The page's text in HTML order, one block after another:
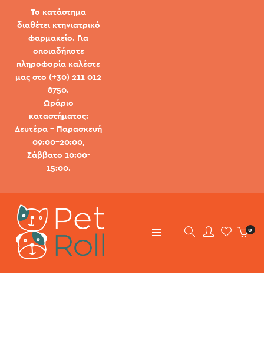
Το κατάστημα
διαθέτει κτηνιατρικό
φαρμακείο. Για
οποιαδήποτε
πληροφορία καλέστε
μας στο (+30) 211 012
8750.
Ωράριο
καταστήματος:
Δευτέρα - Παρασκευή
09:00-20:00,
Σάββατο 10:00-
15:00.
0